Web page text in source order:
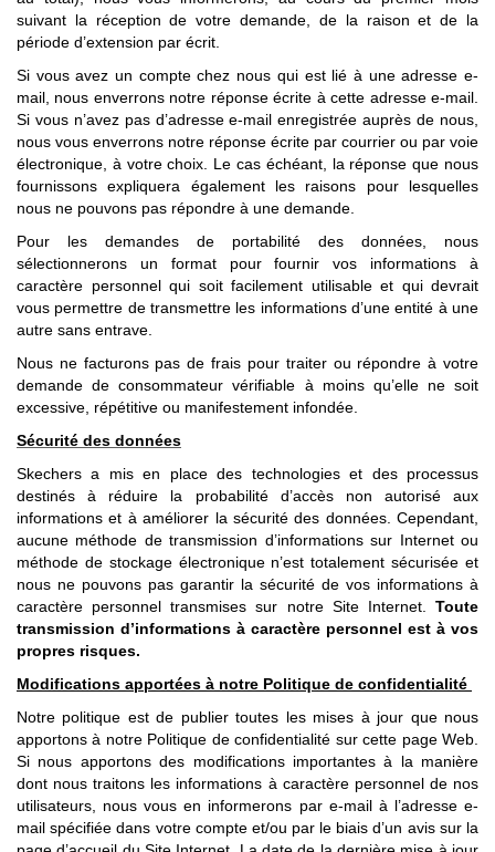
suivant la réception de votre demande, de la raison et de la
période d’extension par écrit.
Si vous avez un compte chez nous qui est lié à une adresse e-
mail, nous enverrons notre réponse écrite à cette adresse e-mail.
Si vous n’avez pas d’adresse e-mail enregistrée auprès de nous,
nous vous enverrons notre réponse écrite par courrier ou par voie
électronique, à votre choix. Le cas échéant, la réponse que nous
fournissons expliquera également les raisons pour lesquelles
nous ne pouvons pas répondre à une demande.
Pour les demandes de portabilité des données, nous
sélectionnerons un format pour fournir vos informations à
caractère personnel qui soit facilement utilisable et qui devrait
vous permettre de transmettre les informations d’une entité à une
autre sans entrave.
Nous ne facturons pas de frais pour traiter ou répondre à votre
demande de consommateur vérifiable à moins qu’elle ne soit
excessive, répétitive ou manifestement infondée.
Sécurité des données
Skechers a mis en place des technologies et des processus
destinés à réduire la probabilité d’accès non autorisé aux
informations et à améliorer la sécurité des données. Cependant,
aucune méthode de transmission d’informations sur Internet ou
méthode de stockage électronique n’est totalement sécurisée et
nous ne pouvons pas garantir la sécurité de vos informations à
caractère personnel transmises sur notre Site Internet. Toute
transmission d’informations à caractère personnel est à vos
propres risques.
Modifications apportées à notre Politique de confidentialité
Notre politique est de publier toutes les mises à jour que nous
apportons à notre Politique de confidentialité sur cette page Web.
Si nous apportons des modifications importantes à la manière
dont nous traitons les informations à caractère personnel de nos
utilisateurs, nous vous en informerons par e-mail à l’adresse e-
mail spécifiée dans votre compte et/ou par le biais d’un avis sur la